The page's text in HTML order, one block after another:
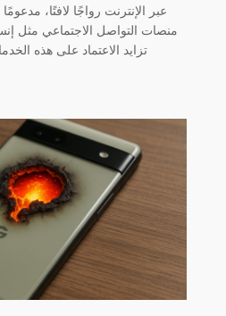
عبر الإنترنت رواجًا لافتًا،
منصات التواصل الاجتماعي مثل
تزايد الاعتماد على هذه